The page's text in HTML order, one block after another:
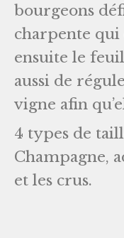
bourgeons
charpente
ensuite le
aussi de
vigne afin
4 types de
Champagne,
et les crus.